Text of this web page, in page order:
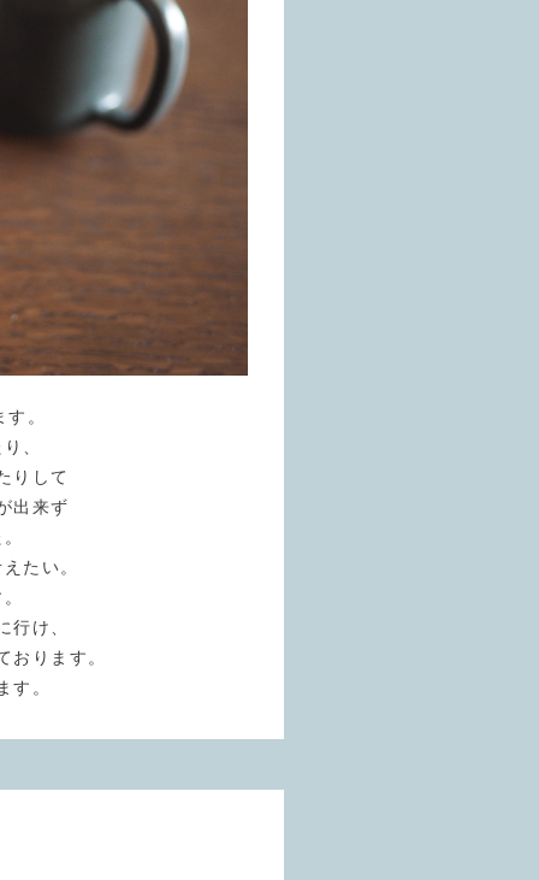
。
、
りして
出来ず
たい。
行け、
おります。
す。